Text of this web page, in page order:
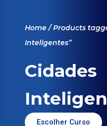
Home/ Products
Inteligentes”
Cidades
Escolher Curso